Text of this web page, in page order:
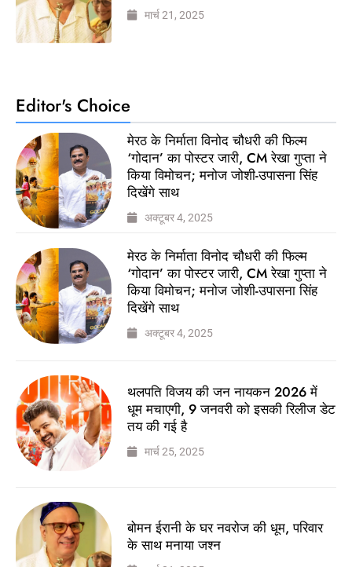
मार्च 21, 2025
Editor's Choice
मेरठ के निर्माता विनोद चौधरी की फिल्म
‘गोदान’ का पोस्टर जारी, CM रेखा गुप्ता ने
किया विमोचन; मनोज जोशी-उपासना सिंह
दिखेंगे साथ
अक्टूबर 4, 2025
मेरठ के निर्माता विनोद चौधरी की फिल्म
‘गोदान’ का पोस्टर जारी, CM रेखा गुप्ता ने
किया विमोचन; मनोज जोशी-उपासना सिंह
दिखेंगे साथ
अक्टूबर 4, 2025
थलपति विजय की जन नायकन 2026 में
धूम मचाएगी, 9 जनवरी को इसकी रिलीज डेट
तय की गई है
मार्च 25, 2025
बोमन ईरानी के घर नवरोज की धूम, परिवार
के साथ मनाया जश्न